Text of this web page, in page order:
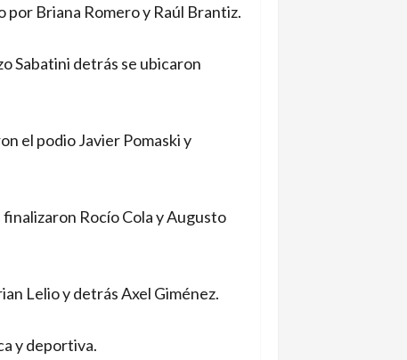
Briana Romero y Raúl Brantiz.
Sabatini detrás se ubicaron
el podio Javier Pomaski y
Rocío Cola y Augusto
Lelio y detrás Axel Giménez.
y deportiva.